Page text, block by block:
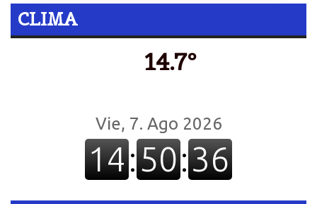
CLIMA
14.7º